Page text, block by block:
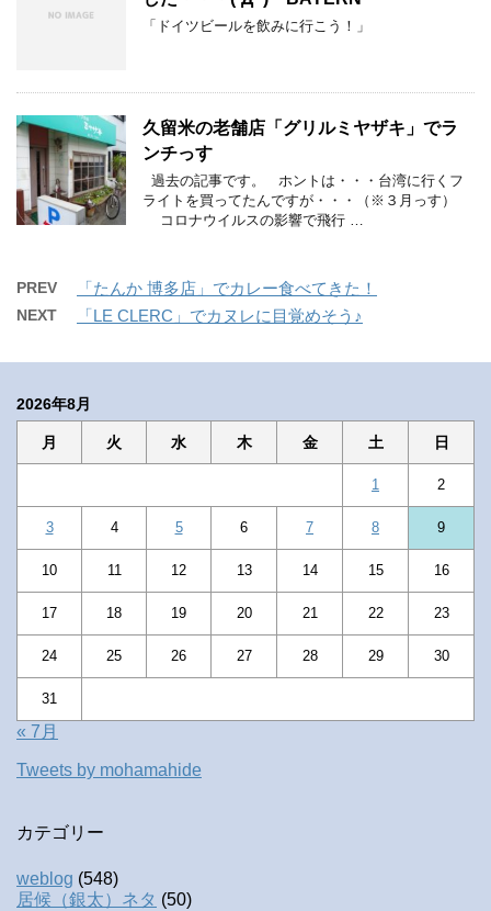
「ドイツビールを飲みに行こう！」
久留米の老舗店「グリルミヤザキ」でラ
ンチっす
過去の記事です。 ホントは・・・台湾に行くフ
ライトを買ってたんですが・・・（※３月っす）
コロナウイルスの影響で飛行 …
PREV 「たんか 博多店」でカレー食べてきた！
NEXT 「LE CLERC」でカヌレに目覚めそう♪
2026年8月
月 火 水 木 金 土 日
1 2
3 4 5 6 7 8 9
10 11 12 13 14 15 16
17 18 19 20 21 22 23
24 25 26 27 28 29 30
31
« 7月
Tweets by mohamahide
カテゴリー
weblog (548)
居候（銀太）ネタ (50)